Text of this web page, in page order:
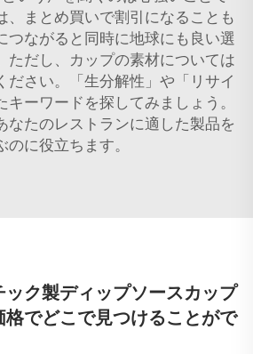
、まとめ買いで割引になることも
つながると同時に地球にも良い選
ただし、カップの素材については
ださい。「生分解性」や「リサイ
キーワードを探してみましょう。
なたのレストランに適した製品を
のに役立ちます。
ク製ディップソースカップ
格でどこで見つけることがで